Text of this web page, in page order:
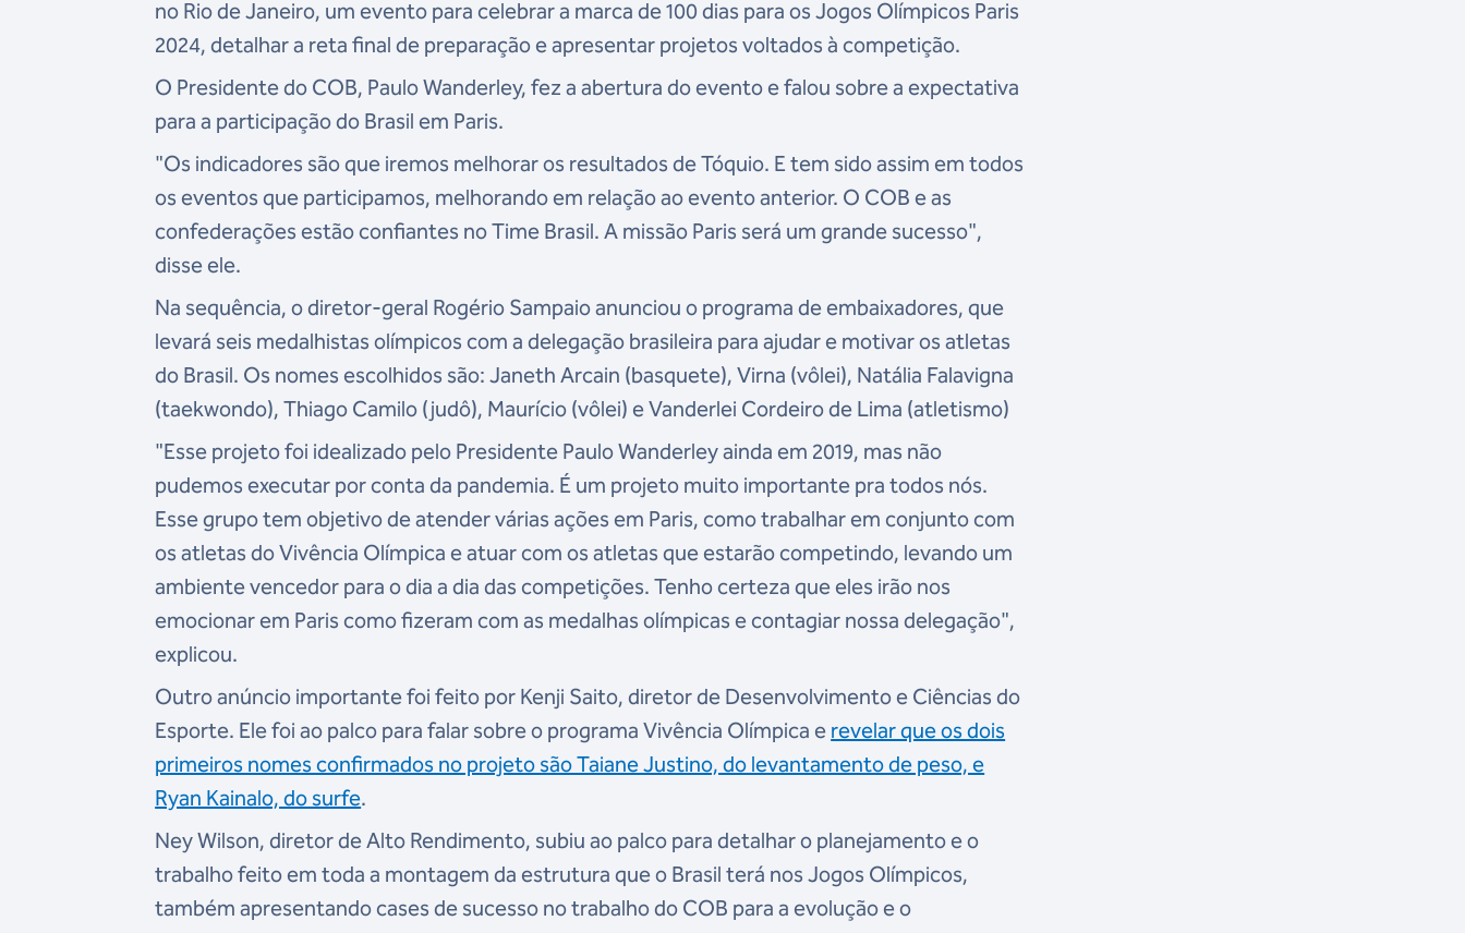
no Rio de Janeiro, um evento para celebrar a marca de 100 dias para os Jogos Olímpicos Paris
2024, detalhar a reta final de preparação e apresentar projetos voltados à competição.
O Presidente do COB, Paulo Wanderley, fez a abertura do evento e falou sobre a expectativa
para a participação do Brasil em Paris.
"Os indicadores são que iremos melhorar os resultados de Tóquio. E tem sido assim em todos
os eventos que participamos, melhorando em relação ao evento anterior. O COB e as
confederações estão confiantes no Time Brasil. A missão Paris será um grande sucesso",
disse ele.
Na sequência, o diretor-geral Rogério Sampaio anunciou o programa de embaixadores, que
levará seis medalhistas olímpicos com a delegação brasileira para ajudar e motivar os atletas
do Brasil. Os nomes escolhidos são: Janeth Arcain (basquete), Virna (vôlei), Natália Falavigna
(taekwondo), Thiago Camilo (judô), Maurício (vôlei) e Vanderlei Cordeiro de Lima (atletismo)
"Esse projeto foi idealizado pelo Presidente Paulo Wanderley ainda em 2019, mas não
pudemos executar por conta da pandemia. É um projeto muito importante pra todos nós.
Esse grupo tem objetivo de atender várias ações em Paris, como trabalhar em conjunto com
os atletas do Vivência Olímpica e atuar com os atletas que estarão competindo, levando um
ambiente vencedor para o dia a dia das competições. Tenho certeza que eles irão nos
emocionar em Paris como fizeram com as medalhas olímpicas e contagiar nossa delegação",
explicou.
Outro anúncio importante foi feito por Kenji Saito, diretor de Desenvolvimento e Ciências do
Esporte. Ele foi ao palco para falar sobre o programa Vivência Olímpica e revelar que os dois
primeiros nomes confirmados no projeto são Taiane Justino, do levantamento de peso, e
Ryan Kainalo, do surfe.
Ney Wilson, diretor de Alto Rendimento, subiu ao palco para detalhar o planejamento e o
trabalho feito em toda a montagem da estrutura que o Brasil terá nos Jogos Olímpicos,
também apresentando cases de sucesso no trabalho do COB para a evolução e o